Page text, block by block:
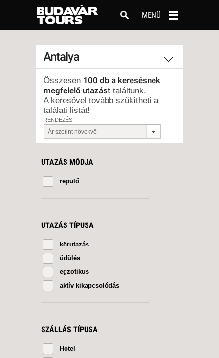
MENÜ
Antalya
Összesen 100 db a keresésnek
megfelelő utazást találtunk.
A keresővel tovább szűkítheti a
találati listát!
RENDEZÉS:
Ár szerint növekvő
UTAZÁS MÓDJA
repülő
UTAZÁS TÍPUSA
körutazás
üdülés
egzotikus
aktív kikapcsolódás
SZÁLLÁS TÍPUSA
Hotel